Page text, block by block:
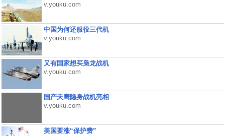
v.youku.com
中国为何还服役三代机
v.youku.com
又有国家想买枭龙战机
v.youku.com
国产天鹰隐身战机亮相
v.youku.com
美国要涨“保护费”